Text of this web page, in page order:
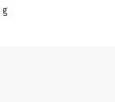
g